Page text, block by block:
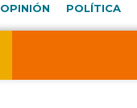
OPINIÓN POLÍTICA